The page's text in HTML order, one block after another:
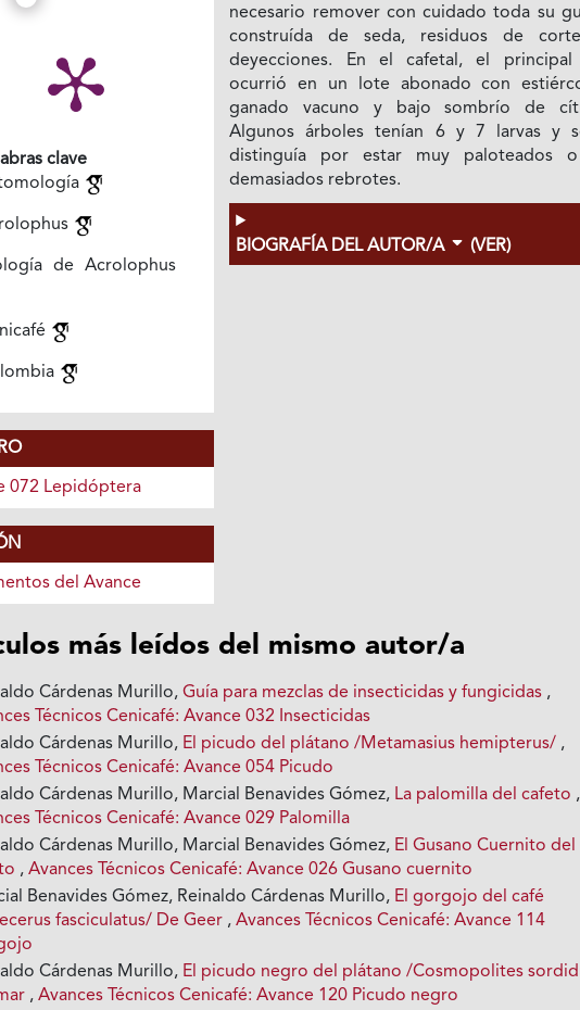
clave
de Acrolophus
072 Lepidóptera
del Avance
necesario remover con cuidado toda su
construída de seda, residuos de
deyecciones. En el cafetal, el principal
ocurrió en un lote abonado con
ganado vacuno y bajo sombrío de
Algunos árboles tenían 6 y 7 larvas y
distinguía por estar muy paloteados
demasiados rebrotes.
BIOGRAFÍA DEL AUTOR/A (VER)
más leídos del mismo autor/a
Cárdenas Murillo,Guía para mezclas de insecticidas y fungicidas ,
Técnicos Cenicafé: Avance 032 Insecticidas
Cárdenas Murillo, El picudo del plátano /Metamasius hemipterus/ ,
Técnicos Cenicafé: Avance 054 Picudo
Cárdenas Murillo, Marcial Benavides Gómez, La palomilla del cafeto ,
Técnicos Cenicafé: Avance 029 Palomilla
Cárdenas Murillo, Marcial Benavides Gómez, El Gusano Cuernito del
,Avances Técnicos Cenicafé: Avance 026 Gusano cuernito
Benavides Gómez, Reinaldo Cárdenas Murillo, El gorgojo del café
fasciculatus/ De Geer ,Avances Técnicos Cenicafé: Avance 114
Cárdenas Murillo, El picudo negro del plátano /Cosmopolites
,Avances Técnicos Cenicafé: Avance 120 Picudo negro